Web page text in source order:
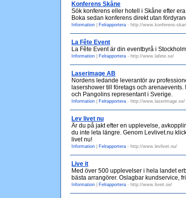
Konferens Skåne
Sök konferens eller hotell i Skåne efter
Boka sedan konferens direkt utan
Information Felrapportera - http://www.konferens-
La Fête Event
La Fête Event är din eventbyrå i
Information Felrapportera - http://www.lafete.se/
Laserimage AB
Nordens ledande leverantör av
lasershower till företags och
och Pangolins representant i Sverige.
Information Felrapportera - http://www.laserimage.se/
Lev livet nu
Är du på jakt efter en upplevelse,
du inte leta längre. Genom Levlivet.nu
livet nu!
Information Felrapportera - http://www.levlivet.nu/
Live it
Med över 500 upplevelser i hela landet
bästa arrangörer. Oslagbar kundservice,
Information Felrapportera - http://www.liveit.se/